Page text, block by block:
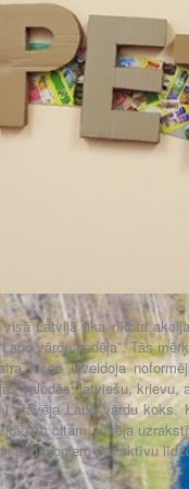
Latvijā tika rīkota
vārdu nedēļa”. Tās
klase izveidoja
valodās: latviešu, krievu,
stāvēja Labo vārdu
kādam citam, varēja
pedagogiem par aktīvu